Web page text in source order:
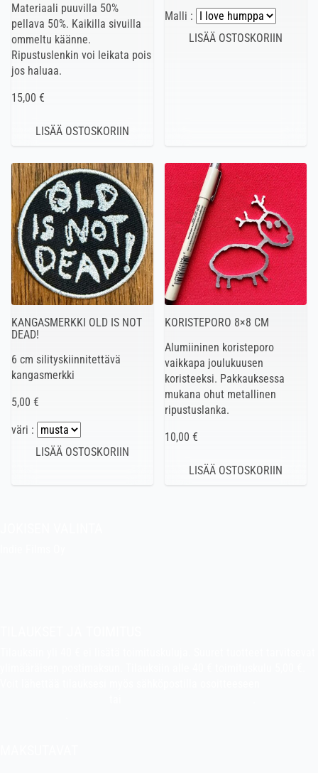
Materiaali puuvilla 50%
pellava 50%. Kaikilla sivuilla
ommeltu käänne.
Ripustuslenkin voi leikata pois
jos haluaa.
15,00 €
Malli :
KANGASMERKKI OLD IS NOT
DEAD!
6 cm silityskiinnitettävä
kangasmerkki
5,00 €
väri :
KORISTEPORO 8×8 CM
Alumiininen koristeporo
vaikkapa joulukuusen
koristeeksi. Pakkauksessa
mukana ohut metallinen
ripustuslanka.
10,00 €